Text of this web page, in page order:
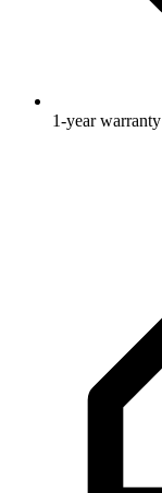
1-year warranty